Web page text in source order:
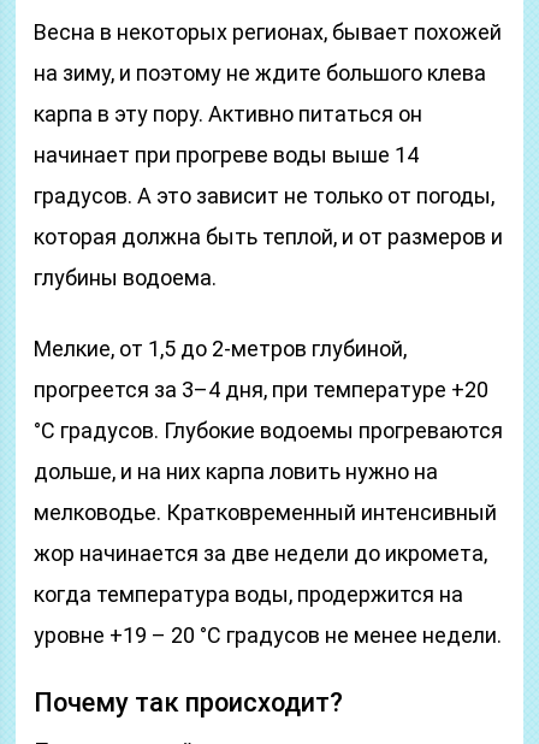
Весна в некоторых регионах, бывает похожей
на зиму, и поэтому не ждите большого клева
карпа в эту пору. Активно питаться он
начинает при прогреве воды выше 14
градусов. А это зависит не только от погоды,
которая должна быть теплой, и от размеров и
глубины водоема.
Мелкие, от 1,5 до 2-метров глубиной,
прогреется за 3–4 дня, при температуре +20
°С градусов. Глубокие водоемы прогреваются
дольше, и на них карпа ловить нужно на
мелководье. Кратковременный интенсивный
жор начинается за две недели до икромета,
когда температура воды, продержится на
уровне +19 – 20 °С градусов не менее недели.
Почему так происходит?